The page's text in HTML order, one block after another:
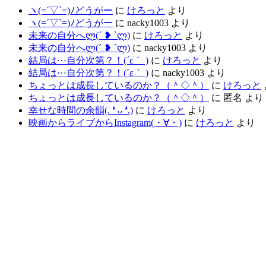
ヽ(=´▽`=)ﾉどうがー に けろっと より
ヽ(=´▽`=)ﾉどうがー に nacky1003 より
未来の自分へლ⁠(⁠´⁠ ⁠❥⁠ ⁠`⁠ლ⁠) に けろっと より
未来の自分へლ⁠(⁠´⁠ ⁠❥⁠ ⁠`⁠ლ⁠) に nacky1003 より
結局は⋯自分次第？！(´ε｀ ) に けろっと より
結局は⋯自分次第？！(´ε｀ ) に nacky1003 より
ちょっとは成長しているのか？（＾◇＾）
に けろっと
ちょっとは成長しているのか？（＾◇＾）
に 匿名 より
幸せな時間の余韻(⁠.⁠ ⁠❛⁠ ⁠ᴗ⁠ ⁠❛⁠.⁠) に けろっと より
映画からライブからInstagram(⁠・⁠∀⁠・⁠) に けろっと より